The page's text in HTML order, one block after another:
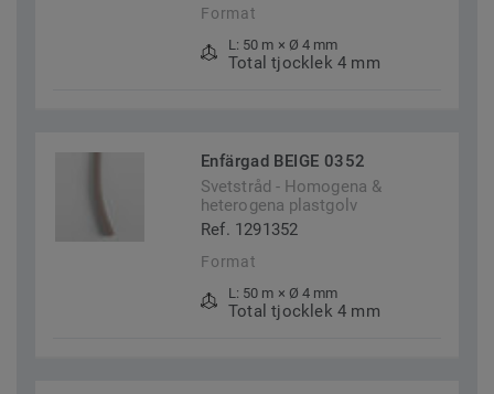
Format
L: 50 m × Ø 4 mm
Total tjocklek 4 mm
Enfärgad BEIGE 0352
Svetstråd - Homogena &
heterogena plastgolv
Ref. 1291352
Format
L: 50 m × Ø 4 mm
Total tjocklek 4 mm